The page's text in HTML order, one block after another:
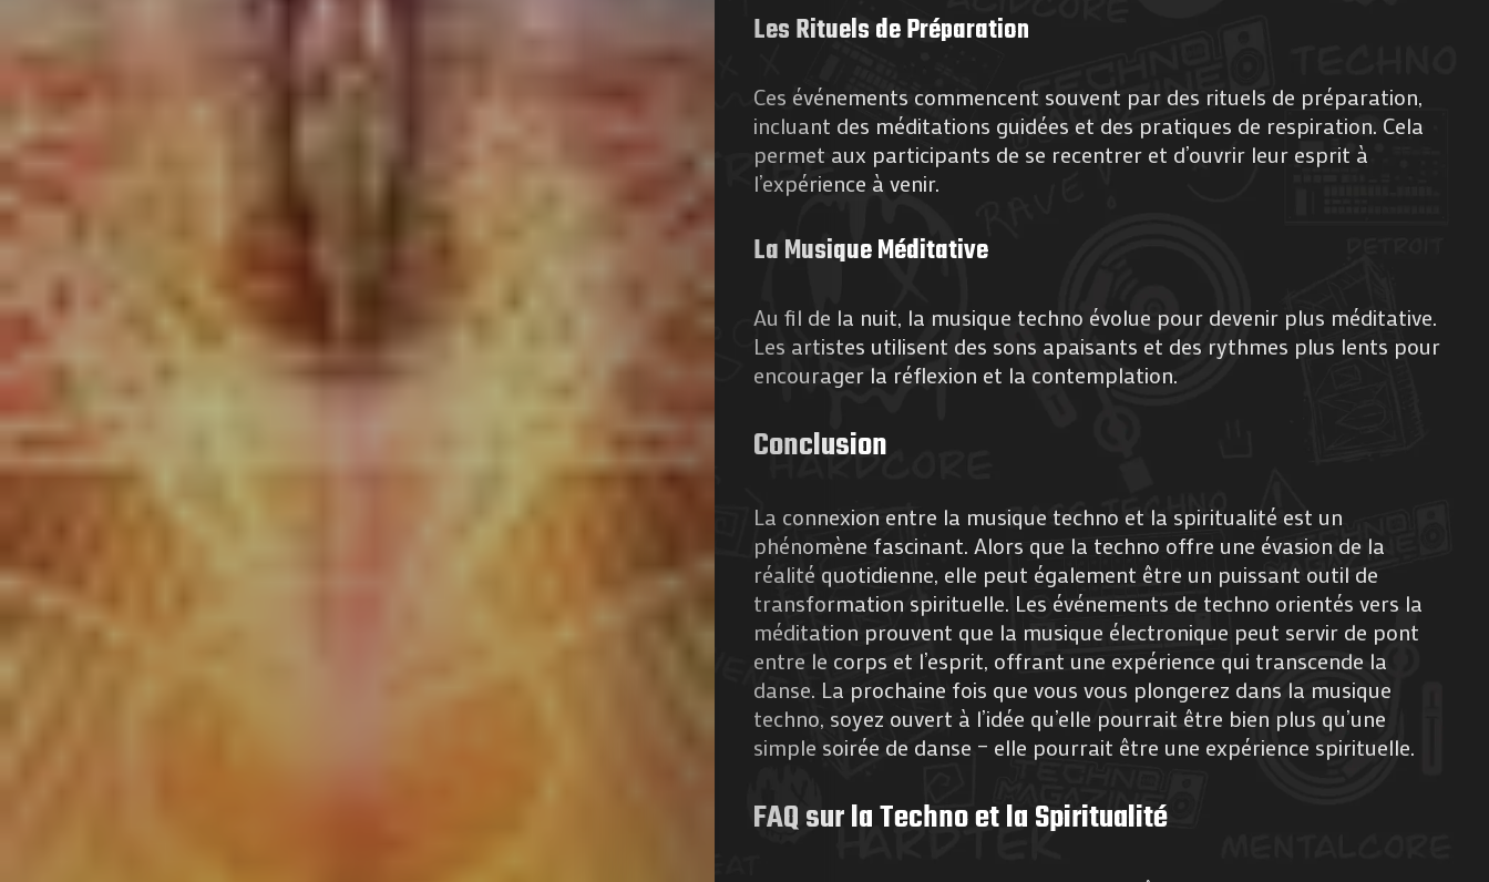
Les Rituels de Préparation
Ces événements commencent souvent par des rituels de préparation,
incluant des méditations guidées et des pratiques de respiration. Cela
permet aux participants de se recentrer et d’ouvrir leur esprit à
l’expérience à venir.
La Musique Méditative
Au fil de la nuit, la musique techno évolue pour devenir plus méditative.
Les artistes utilisent des sons apaisants et des rythmes plus lents pour
encourager la réflexion et la contemplation.
Conclusion
La connexion entre la musique techno et la spiritualité est un
phénomène fascinant. Alors que la techno offre une évasion de la
réalité quotidienne, elle peut également être un puissant outil de
transformation spirituelle. Les événements de techno orientés vers la
méditation prouvent que la musique électronique peut servir de pont
entre le corps et l’esprit, offrant une expérience qui transcende la
danse. La prochaine fois que vous vous plongerez dans la musique
techno, soyez ouvert à l’idée qu’elle pourrait être bien plus qu’une
simple soirée de danse – elle pourrait être une expérience spirituelle.
FAQ sur la Techno et la Spiritualité